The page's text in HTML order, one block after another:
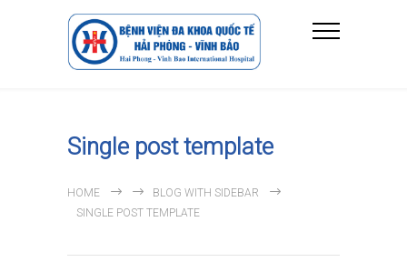
Single post template
HOME
BLOG WITH SIDEBAR
SINGLE POST TEMPLATE